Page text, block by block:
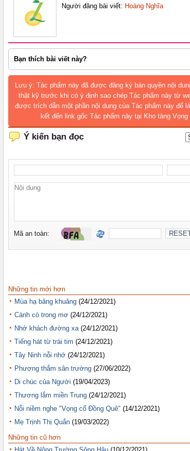
Người đăng bài viết: Hoàng Nghĩa
Bạn thích bài viết này?
Lưu ý: Tác phẩm này đã được đăng ký bản quyền nội
thật kỹ trước khi có ý định sao chép Tác phẩm này từ
được trích dẫn một phần nội dung của Tác phẩm này để
kết đến link gốc Tác phẩm này tại Kho tàng
Những tin mới hơn
Mùa hạ bâng khuâng (24/12/2021)
Cánh cò trong mơ (24/12/2021)
Nhớ khách đường xa (24/12/2021)
Tiếng hát từ trái tim (24/12/2021)
Tây Ninh nỗi nhớ (24/12/2021)
Phượng thắm sân trường (27/06/2022)
Di chúc của Người (19/04/2023)
Thương lắm miền Trung (24/12/2021)
Nỗi niềm nghe "Vọng cổ Đồng Quê" (14/12/2021)
Mẹ Trịnh Thị Quắn (19/03/2022)
Những tin cũ hơn
Hát Về Nông Trường Sông Hậu (10/12/2021)